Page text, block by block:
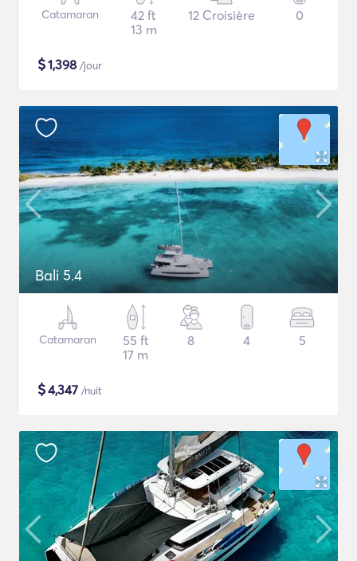
Catamaran
42 ft
13 m
12 Croisière 0
$1,398 /jour
Bali 5.4
Catamaran
55 ft
17 m
8 4 5
$4,347 /nuit